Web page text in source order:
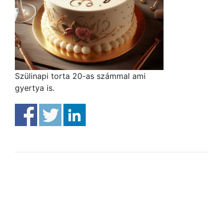
Szülinapi torta 20-as számmal ami
gyertya is.